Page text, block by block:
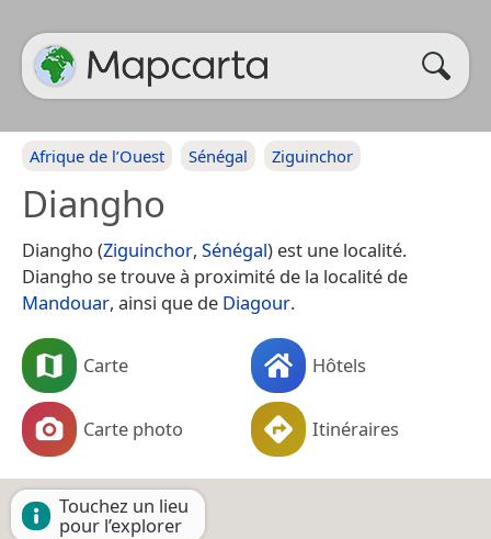
Afrique de l’Ouest Sénégal Ziguinchor
Diangho
Diangho (Ziguinchor, Sénégal) est une localité.
Diangho se trouve à proximité de la localité de
Mandouar, ainsi que de Diagour.
Carte Hôtels
Carte photo Itinéraires
Touchez un lieu
pour l’explorer